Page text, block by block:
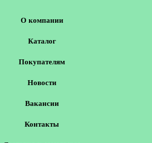
О компании
Каталог
Покупателям
Новости
Вакансии
Контакты